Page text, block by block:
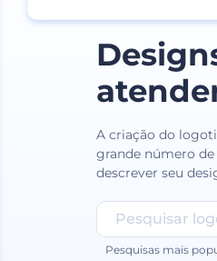
A criação do
grande número de
descrever seu
Pesquisas mais